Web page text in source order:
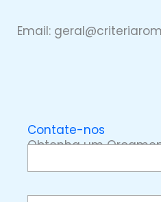
Email: geral@criteriaro
Contate-nos
Obtenha um